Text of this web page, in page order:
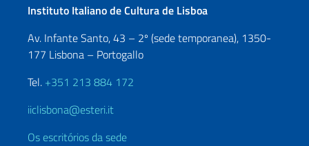
Instituto Italiano de Cultura de Lisboa
Av. Infante Santo, 43 – 2º (sede temporanea), 1350-
177 Lisbona – Portogallo
Tel. +351 213 884 172
iiclisbona@esteri.it
Os escritórios da sede